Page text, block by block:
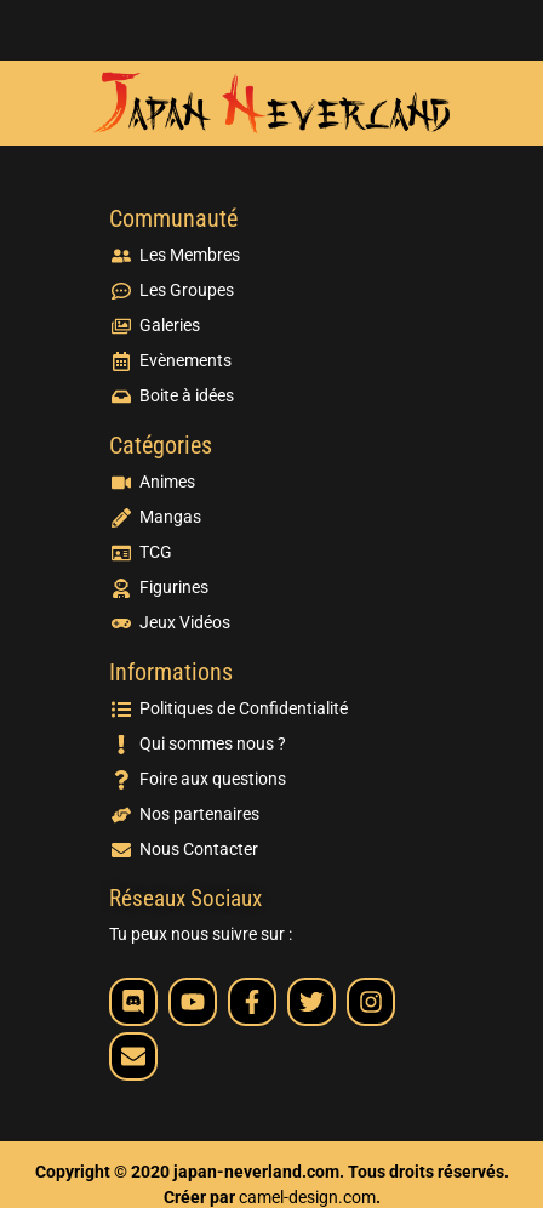
Communauté
Les Membres
Les Groupes
Galeries
Evènements
Boite à idées
Catégories
Animes
Mangas
TCG
Figurines
Jeux Vidéos
Informations
Politiques de Confidentialité
Qui sommes nous ?
Foire aux questions
Nos partenaires
Nous Contacter
Réseaux Sociaux
Tu peux nous suivre sur :
Copyright © 2020 japan-neverland.com. Tous droits réservés.
Créer parcamel-design.com.